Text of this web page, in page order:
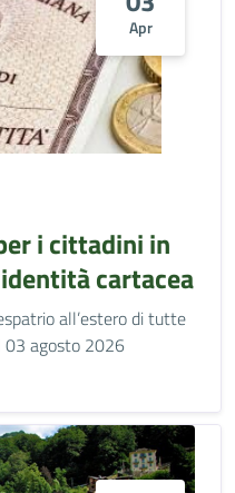
Apr
i cittadini in
cartacea
all’estero di tutte
03 agosto 2026